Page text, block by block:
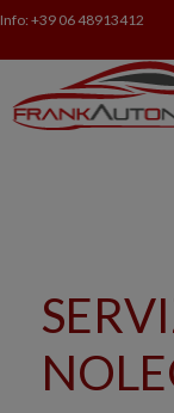
Info: +39 06 48913412